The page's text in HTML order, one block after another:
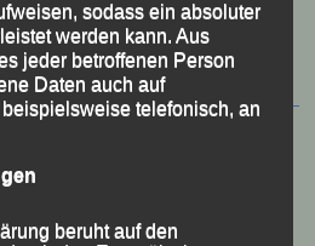
Anne Schregle
sodass ein absoluter
werden kann. Aus
jeder betroffenen Person
Daten auch auf
telefonisch, an
beruht auf den